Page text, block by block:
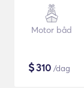
Motor båd
$310 /dag